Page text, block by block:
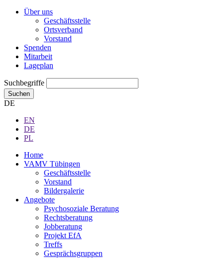
Über uns
Geschäftsstelle
Ortsverband
Vorstand
Spenden
Mitarbeit
Lageplan
Suchbegriffe
Suchen
DE
EN
DE
PL
Home
VAMV Tübingen
Geschäftsstelle
Vorstand
Bildergalerie
Angebote
Psychosoziale Beratung
Rechtsberatung
Jobberatung
Projekt EfA
Treffs
Gesprächsgruppen